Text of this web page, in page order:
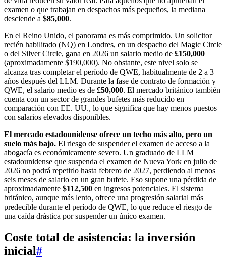
examen o que trabajan en despachos más pequeños, la mediana
desciende a $85,000.
En el Reino Unido, el panorama es más comprimido. Un solicitor
recién habilitado (NQ) en Londres, en un despacho del Magic Circle
o del Silver Circle, gana en 2026 un salario medio de £150,000
(aproximadamente $190,000). No obstante, este nivel solo se
alcanza tras completar el período de QWE, habitualmente de 2 a 3
años después del LLM. Durante la fase de contrato de formación y
QWE, el salario medio es de £50,000. El mercado británico también
cuenta con un sector de grandes bufetes más reducido en
comparación con EE. UU., lo que significa que hay menos puestos
con salarios elevados disponibles.
El mercado estadounidense ofrece un techo más alto, pero un
suelo más bajo. El riesgo de suspender el examen de acceso a la
abogacía es económicamente severo. Un graduado de LLM
estadounidense que suspenda el examen de Nueva York en julio de
2026 no podrá repetirlo hasta febrero de 2027, perdiendo al menos
seis meses de salario en un gran bufete. Eso supone una pérdida de
aproximadamente $112,500 en ingresos potenciales. El sistema
británico, aunque más lento, ofrece una progresión salarial más
predecible durante el período de QWE, lo que reduce el riesgo de
una caída drástica por suspender un único examen.
Coste total de asistencia: la inversión
inicial#